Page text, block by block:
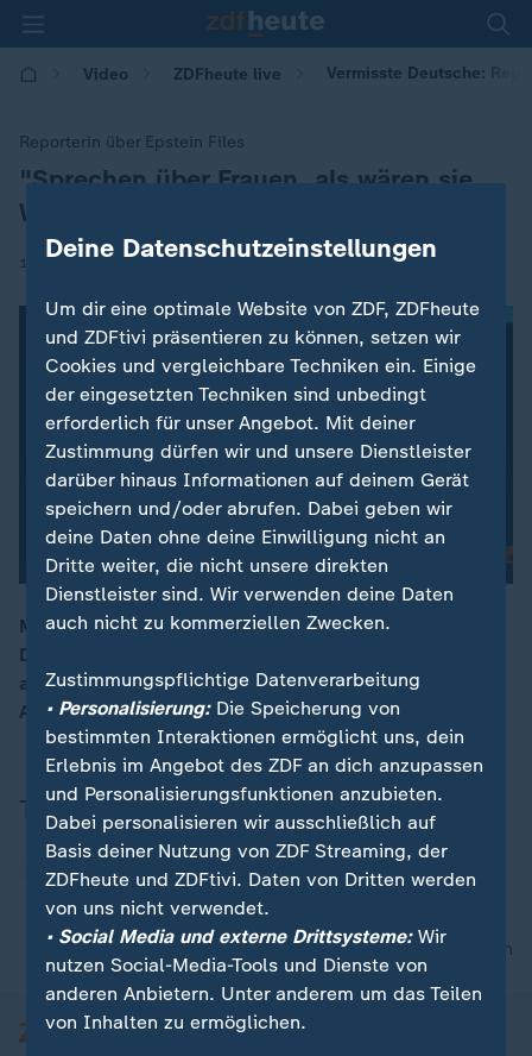
Video ZDFheute live Vermisste Deutsche:
Reporterin über Epstein Files
:"Sprechen über Frauen, als wären sie
Ware"
10.06.2026 | 15:35
Mails aus den Akten legen nahe, dass die vermisste
Deutsche Michele dem Sexualstraftäter Epstein
angeboten wurde. ZDF-Reporter folgen der Spur.
Analyse bei ZDFheute live.
Thema
Jeffrey Epstein
nach oben
Deine Datenschutzeinstellungen
Um dir eine optimale Website von ZDF, ZDFheute
und ZDFtivi präsentieren zu können, setzen wir
Cookies und vergleichbare Techniken ein. Einige
der eingesetzten Techniken sind unbedingt
erforderlich für unser Angebot. Mit deiner
Zustimmung dürfen wir und unsere Dienstleister
darüber hinaus Informationen auf deinem Gerät
speichern und/oder abrufen. Dabei geben wir
deine Daten ohne deine Einwilligung nicht an
Dritte weiter, die nicht unsere direkten
Dienstleister sind. Wir verwenden deine Daten
auch nicht zu kommerziellen Zwecken.
Zustimmungspflichtige Datenverarbeitung
• Personalisierung:Die Speicherung von
bestimmten Interaktionen ermöglicht uns, dein
Erlebnis im Angebot des ZDF an dich anzupassen
und Personalisierungsfunktionen anzubieten.
Dabei personalisieren wir ausschließlich auf
Basis deiner Nutzung von ZDF Streaming, der
ZDFheute und ZDFtivi. Daten von Dritten werden
von uns nicht verwendet.
• Social Media und externe Drittsysteme:Wir
nutzen Social-Media-Tools und Dienste von
anderen Anbietern. Unter anderem um das Teilen
von Inhalten zu ermöglichen.